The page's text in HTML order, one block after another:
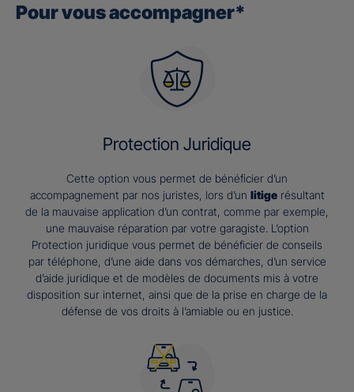
Pour vous accompagner*
Protection Juridique
Cette option vous permet de bénéficier d’un
accompagnement par nos juristes, lors d’un litigerésultant
de la mauvaise application d’un contrat, comme par exemple,
une mauvaise réparation par votre garagiste. L’option
Protection juridique vous permet de bénéficier de conseils
par téléphone, d’une aide dans vos démarches, d’un service
d’aide juridique et de modèles de documents mis à votre
disposition sur internet, ainsi que de la prise en charge de la
défense de vos droits à l’amiable ou en justice.